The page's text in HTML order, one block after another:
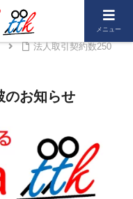
法人取引契約数250
のお知らせ
メニュー